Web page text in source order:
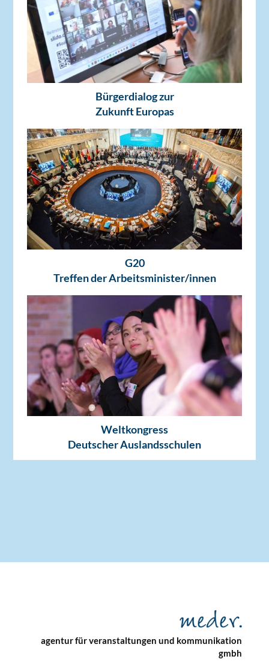
Bürgerdialog zur
Zukunft Europas
G20
Treffen der Arbeitsminister/innen
Weltkongress
Deutscher Auslandsschulen
agentur für veranstaltungen und kommunikation
gmbh